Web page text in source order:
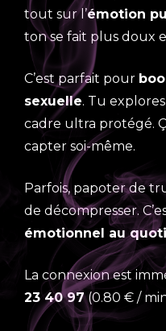
tout sur l’émotion
ton se fait plus doux
C’est parfait pour
sexuelle. Tu
cadre ultra protégé.
capter soi-même.
Parfois, papoter de
de décompresser.
émotionnel au
La connexion est
23 40 97(0.80 € /